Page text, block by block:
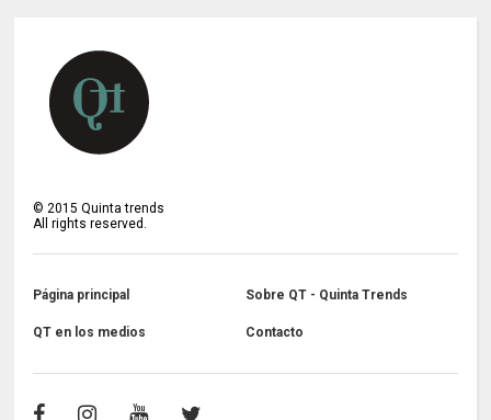
©2015 Quinta trends
All rights reserved.
Página principal Sobre QT - Quinta Trends
QT en los medios Contacto